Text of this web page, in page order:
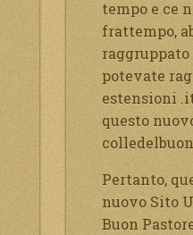
tempo e ce
frattempo,
potevate
estensioni
questo
Pertanto,
nuovo Sito
Buon